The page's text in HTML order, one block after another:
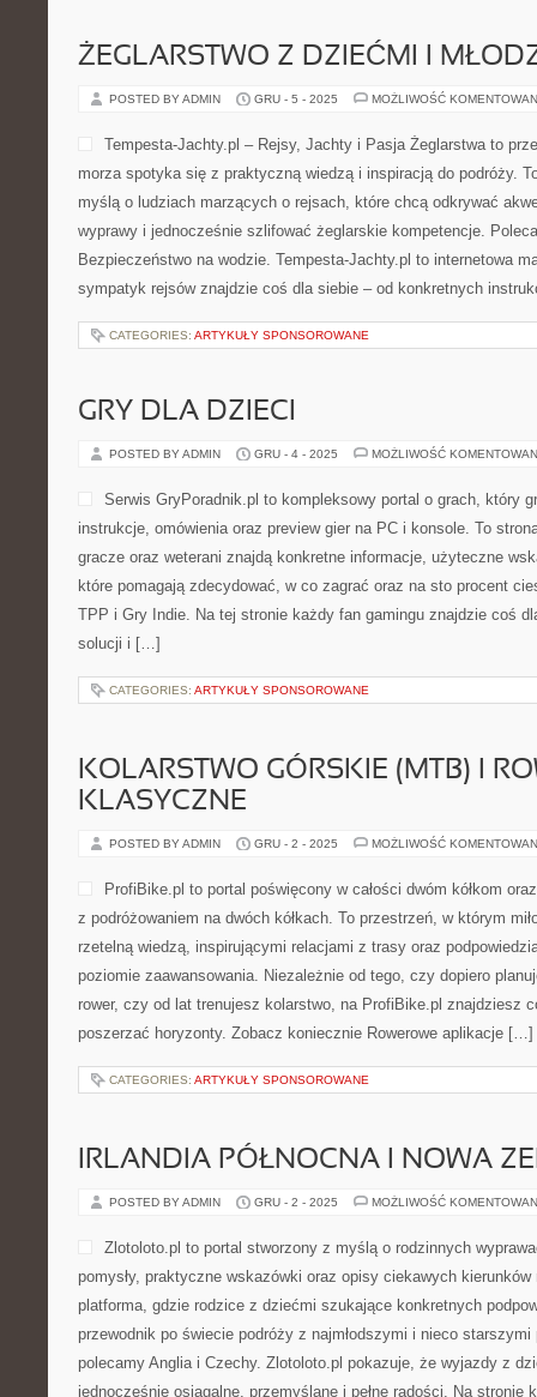
ŻEGLARSTWO Z DZIEĆMI I
POSTED BY ADMIN GRU - 5 - 2025 MOŻLIWOŚĆ
Tempesta-Jachty.pl – Rejsy, Jachty i Pasja Żeglarstwa to
morza spotyka się z praktyczną wiedzą i inspiracją do podróży.
myślą o ludziach marzących o rejsach, które chcą odkrywać
wyprawy i jednocześnie szlifować żeglarskie kompetencje.
Bezpieczeństwo na wodzie. Tempesta-Jachty.pl to internetowa
sympatyk rejsów znajdzie coś dla siebie – od konkretnych
CATEGORIES: ARTYKUŁY SPONSOROWANE
GRY DLA DZIECI
POSTED BY ADMIN GRU - 4 - 2025 MOŻLIWOŚĆ
Serwis GryPoradnik.pl to kompleksowy portal o grach, który
instrukcje, omówienia oraz preview gier na PC i konsole. To
gracze oraz weterani znajdą konkretne informacje, użyteczne
które pomagają zdecydować, w co zagrać oraz na sto procent
TPP i Gry Indie. Na tej stronie każdy fan gamingu znajdzie coś
solucji i […]
CATEGORIES: ARTYKUŁY SPONSOROWANE
KOLARSTWO GÓRSKIE (MTB) I
KLASYCZNE
POSTED BY ADMIN GRU - 2 - 2025 MOŻLIWOŚĆ
ProfiBike.pl to portal poświęcony w całości dwóm kółkom
z podróżowaniem na dwóch kółkach. To przestrzeń, w którym
rzetelną wiedzą, inspirującymi relacjami z trasy oraz
poziomie zaawansowania. Niezależnie od tego, czy dopiero
rower, czy od lat trenujesz kolarstwo, na ProfiBike.pl znajdziesz
poszerzać horyzonty. Zobacz koniecznie Rowerowe aplikacje […]
CATEGORIES: ARTYKUŁY SPONSOROWANE
IRLANDIA PÓŁNOCNA I NOWA
POSTED BY ADMIN GRU - 2 - 2025 MOŻLIWOŚĆ
Zlotoloto.pl to portal stworzony z myślą o rodzinnych
pomysły, praktyczne wskazówki oraz opisy ciekawych kierunków
platforma, gdzie rodzice z dziećmi szukające konkretnych
przewodnik po świecie podróży z najmłodszymi i nieco
polecamy Anglia i Czechy. Zlotoloto.pl pokazuje, że wyjazdy z
jednocześnie osiągalne, przemyślane i pełne radości. Na stronie